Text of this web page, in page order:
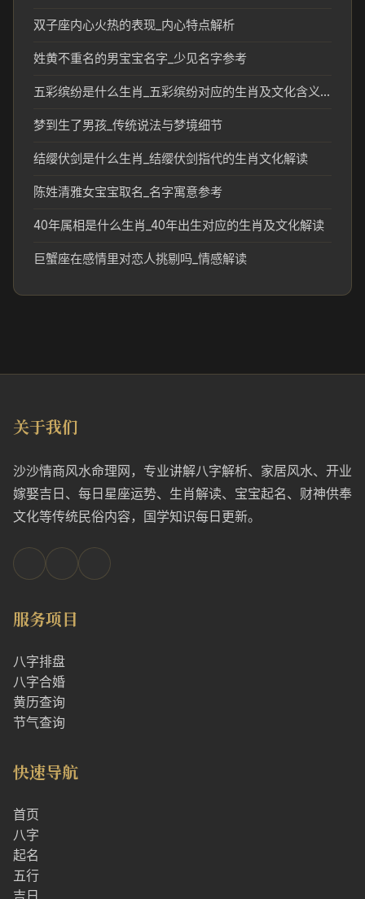
双子座内心火热的表现_内心特点解析
姓黄不重名的男宝宝名字_少见名字参考
五彩缤纷是什么生肖_五彩缤纷对应的生肖及文化含义解析
梦到生了男孩_传统说法与梦境细节
结缨伏剑是什么生肖_结缨伏剑指代的生肖文化解读
陈姓清雅女宝宝取名_名字寓意参考
40年属相是什么生肖_40年出生对应的生肖及文化解读
巨蟹座在感情里对恋人挑剔吗_情感解读
关于我们
沙沙情商风水命理网，专业讲解八字解析、家居风水、开业
嫁娶吉日、每日星座运势、生肖解读、宝宝起名、财神供奉
文化等传统民俗内容，国学知识每日更新。
服务项目
八字排盘
八字合婚
黄历查询
节气查询
快速导航
首页
八字
起名
五行
吉日